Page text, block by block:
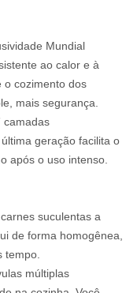
Mundial
ao calor e à
o cozimento dos
mais segurança.
camadas
geração facilita o
após o uso intenso.
suculentas a
de forma homogênea,
tempo.
múltiplas